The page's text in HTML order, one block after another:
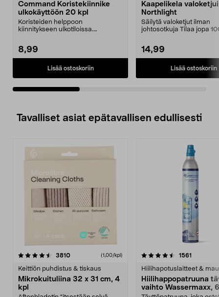
Command Koristekiinnike
ulkokäyttöön 20 kpl
Koristeiden helppoon
kiinnitykseen ulkotiloissa.
8,99
Lisää ostoskoriin
Kaapelikela
Northlight
Säilytä valoketjut ilman
johtosotkuja Tilaa jopa
14,99
Lisää ostoskoriin
Tavalliset asiat epätavallisen edullisesti
3810arvostelut (1,00/kpl)
Keittiön puhdistus & tiskaus
Mikrokuituliina 32 x 31 cm, 4
kpl
4.5viidestä
1561
Hiilihapotuslaitteet &
Hiilihappopatruuna
vaihto Wassermaxx,
4.5viidestä